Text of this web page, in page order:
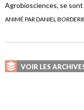
Agrobiosciences, se
ANIMÉ PAR DANIEL
VOIR LES